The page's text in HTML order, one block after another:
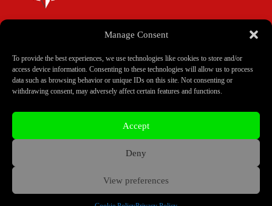
Manage Consent
To provide the best experiences, we use technologies like cookies to store and/or
access device information. Consenting to these technologies will allow us to process
data such as browsing behavior or unique IDs on this site. Not consenting or
withdrawing consent, may adversely affect certain features and functions.
Accept
Deny
View preferences
Corsi
Istruttori
Scuole
Colophon
Copyright © 2026 Team Tactical Training - Sito creato da